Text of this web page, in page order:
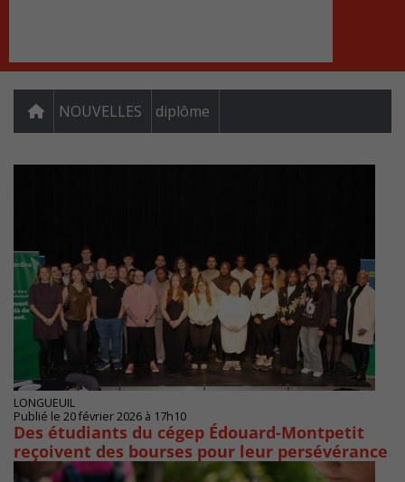
NOUVELLES diplôme
LONGUEUIL
Publié le 20 février 2026 à 17h10
Des étudiants du cégep Édouard-Montpetit
reçoivent des bourses pour leur persévérance